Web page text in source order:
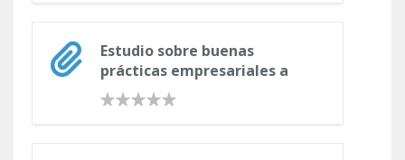
Desarrollo. (2005)
Estudio sobre buenas
prácticas empresariales a
favor de la igualdad